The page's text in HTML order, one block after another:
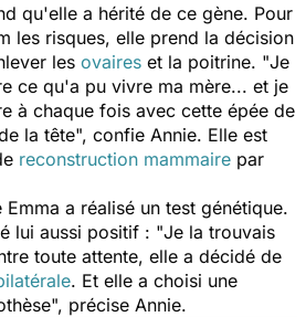
qu'elle a hérité de ce gène. Pour
les risques, elle prend la décision
les ovaires et la poitrine. "Je
ce qu'a pu vivre ma mère... et je
à chaque fois avec cette épée de
la tête", confie Annie. Elle est
reconstruction mammaire par
a réalisé un test génétique.
lui aussi positif : "Je la trouvais
toute attente, elle a décidé de
. Et elle a choisi une
", précise Annie.